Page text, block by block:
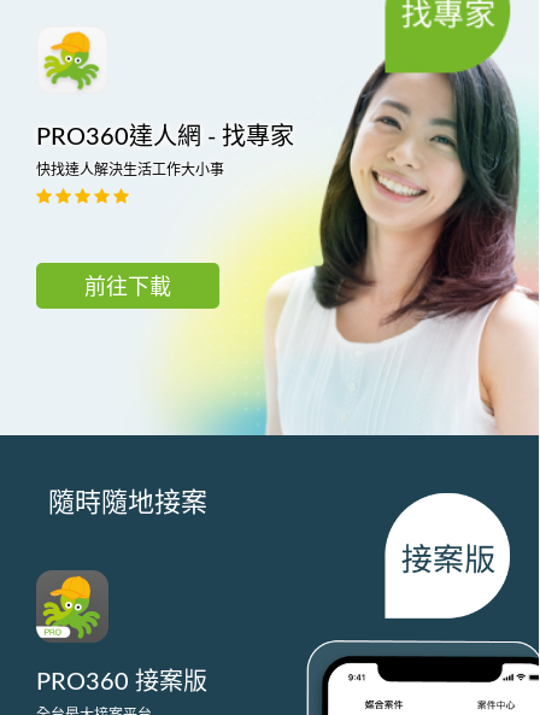
PRO360達人網 - 找專家
快找達人解決生活工作大小事
前往下載
隨時隨地接案
PRO360 接案版